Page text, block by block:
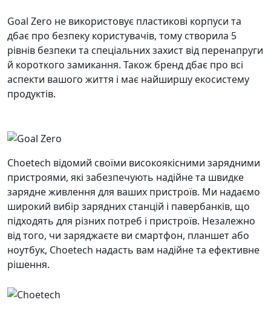
Goal Zero не використовує пластикові корпуси та
дбає про безпеку користувачів, тому створила 5
рівнів безпеки та спеціальних захист від перенапруги
й короткого замикання. Також бренд дбає про всі
аспекти вашого життя і має найширшу екосистему
продуктів.
Choetech відомий своїми високоякісними зарядними
пристроями, які забезпечують надійне та швидке
зарядне живлення для ваших пристроїв. Ми надаємо
широкий вибір зарядних станцій і павербанків, що
підходять для різних потреб і пристроїв. Незалежно
від того, чи заряджаєте ви смартфон, планшет або
ноутбук, Choetech надасть вам надійне та ефективне
рішення.